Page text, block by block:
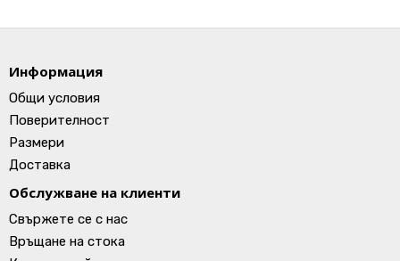
Информация
Общи условия
Поверителност
Размери
Доставка
Обслужване на клиенти
Свържете се с нас
Връщане на стока